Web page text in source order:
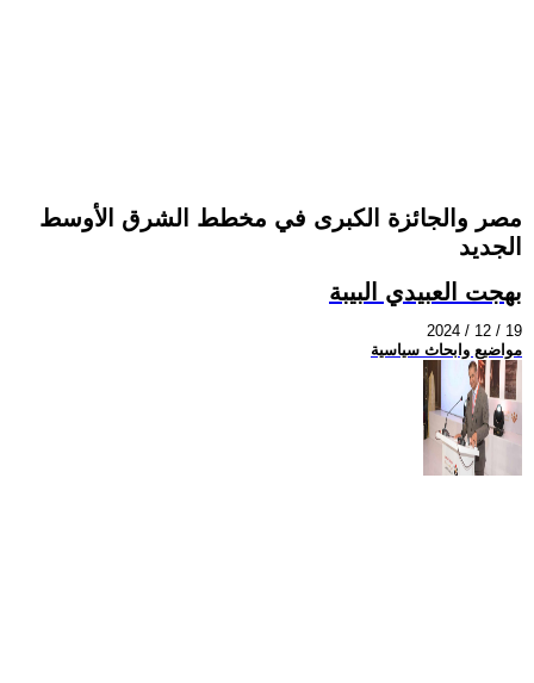
مصر والجائزة الكبرى في مخطط الشرق الأوسط
الجديد
بهجت العبيدي البيبة
2024 / 12 / 19
مواضيع وابحاث سياسية